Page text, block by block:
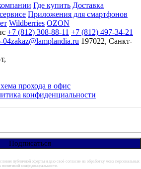
Где купить Доставка
Приложения для смартфонов
Wildberries OZON
+7 (812) 308-88-11 +7 (812) 497-34-21
04zakaz@lamplandia.ru 197022, Санкт-
прохода в офис
конфиденциальности
публичной оферты и даю своё согласие на обработку моих персональных
конфиденциальности.